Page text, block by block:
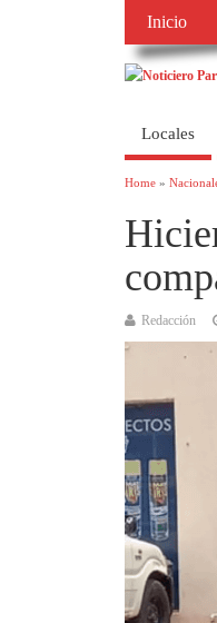
Inicio
Locales
Home »
Redacción